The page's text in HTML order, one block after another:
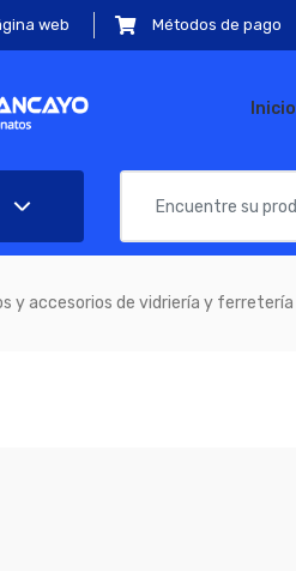
web Métodos de pago
Inicio
y accesorios de vidriería y ferretería